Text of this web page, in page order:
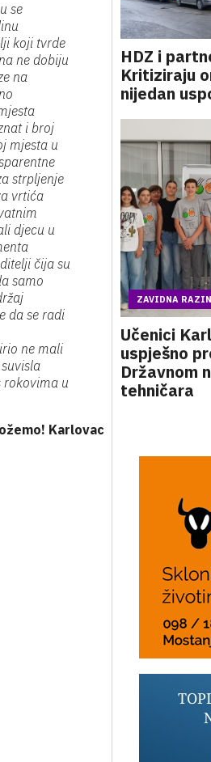
se
koji tvrde
ne dobiju
na
i broj
mjesta u
strpljenje
vrtića
djecu u
čija su
samo
da se radi
ne mali
rokovima u
Karlovac
HDZ i
Kritiziraju
nijedan
ZAVIDNA
Učenici
uspješno
Državnom
tehničara